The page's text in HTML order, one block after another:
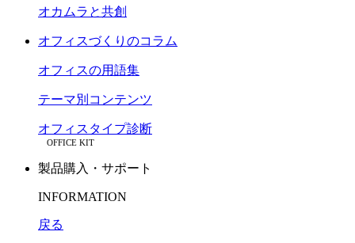
オカムラと共創
オフィスづくりのコラム
オフィスの用語集
テーマ別コンテンツ
オフィスタイプ診断
OFFICE KIT
製品購入・サポート
INFORMATION
戻る